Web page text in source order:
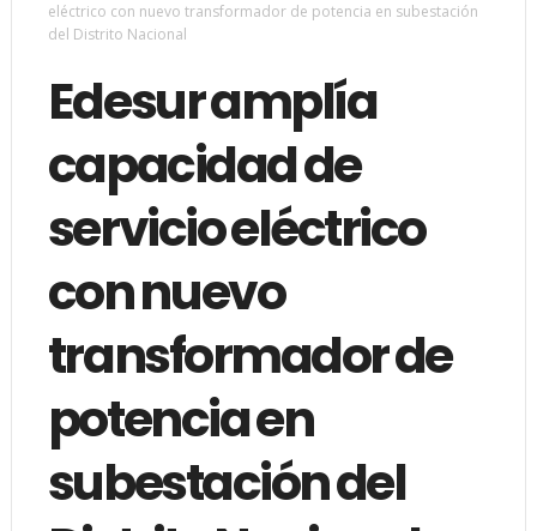
eléctrico con nuevo transformador de potencia en subestación
del Distrito Nacional
Edesur amplía
capacidad de
servicio eléctrico
con nuevo
transformador de
potencia en
subestación del